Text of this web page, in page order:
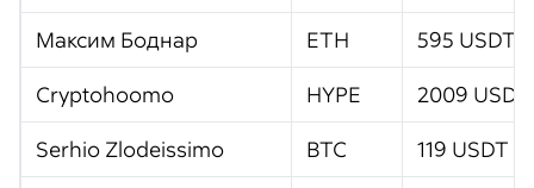
Максим Боднар
ETH
595 USDT
Cryptohoomo
HYPE
2009 USDT
Serhio Zlodeissimo
BTC
119 USDT